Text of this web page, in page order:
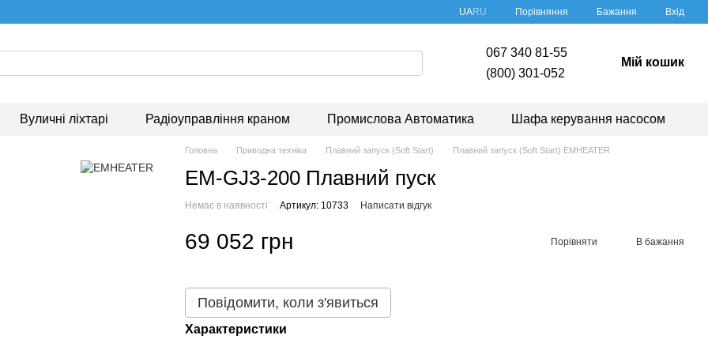
UARU Порівняння Бажання Вхід
067 340 81-55
(800) 301-052
Мій кошик
Вуличні ліхтарі Радіоуправління краном Промислова Автоматика Шафа керування насосом
Головна Приводна техніка Плавний запуск (Soft Start) Плавний запуск (Soft Start) EMHEATER
EM-GJ3-200 Плавний пуск
Немає в наявності Артикул: 10733 Написати відгук
69 052 грн Порівняти В бажання
Повідомити, коли з'явиться
Характеристики